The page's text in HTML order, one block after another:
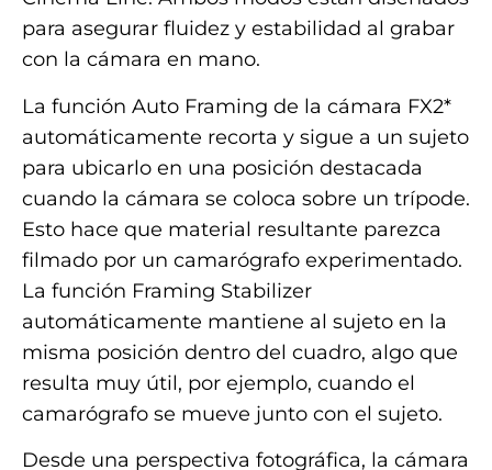
para asegurar fluidez y estabilidad al grabar
con la cámara en mano.
La función Auto Framing de la cámara FX2*
automáticamente recorta y sigue a un sujeto
para ubicarlo en una posición destacada
cuando la cámara se coloca sobre un trípode.
Esto hace que material resultante parezca
filmado por un camarógrafo experimentado.
La función Framing Stabilizer
automáticamente mantiene al sujeto en la
misma posición dentro del cuadro, algo que
resulta muy útil, por ejemplo, cuando el
camarógrafo se mueve junto con el sujeto.
Desde una perspectiva fotográfica, la cámara